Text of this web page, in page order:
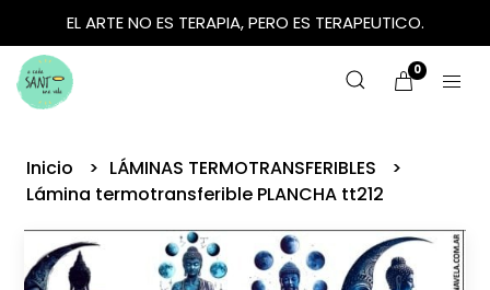
EL ARTE NO ES TERAPIA, PERO ES TERAPEUTICO.
0
Inicio
LÁMINAS TERMOTRANSFERIBLES
Lámina termotransferible PLANCHA tt212